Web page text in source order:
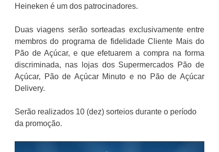
Heineken é um dos patrocinadores.
Duas viagens serão sorteadas exclusivamente entre
membros do programa de fidelidade Cliente Mais do
Pão de Açúcar, e que efetuarem a compra na forma
discriminada, nas lojas dos Supermercados Pão de
Açúcar, Pão de Açúcar Minuto e no Pão de Açúcar
Delivery.
Serão realizados 10 (dez) sorteios durante o período
da promoção.